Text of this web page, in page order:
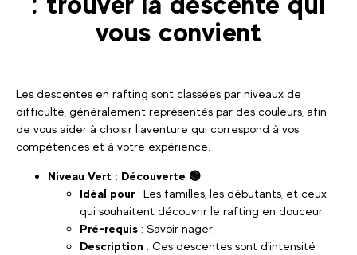
vous convient
Les descentes en rafting sont classées par niveaux de
difficulté, généralement représentés par des couleurs, afin
de vous aider à choisir l’aventure qui correspond à vos
compétences et à votre expérience.
Niveau Vert : Découverte 🟢
Idéal pour: Les familles, les débutants, et ceux
qui souhaitent découvrir le rafting en douceur.
Pré-requis : Savoir nager.
Description : Ces descentes sont d'intensité